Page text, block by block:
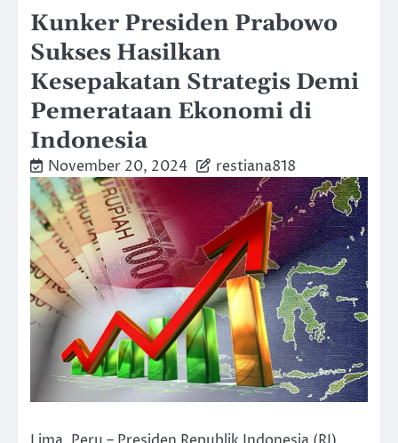
Kunker Presiden Prabowo
Sukses Hasilkan
Kesepakatan Strategis Demi
Pemerataan Ekonomi di
Indonesia
November 20, 2024 restiana818